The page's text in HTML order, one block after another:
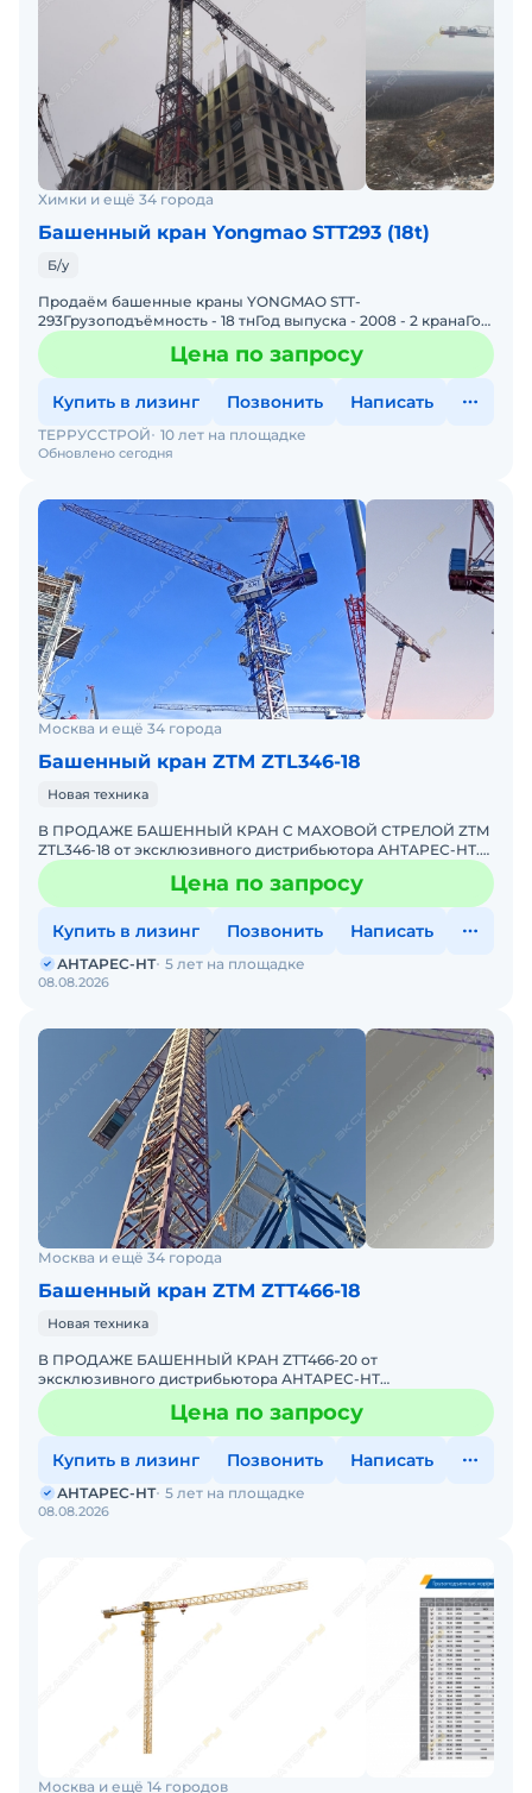
Химки и ещё 34 города
Башенный кран Yongmao STT293 (18t)
Б/у
Продаём башенные краны YONGMAO STT-
293Грузоподъёмность - 18 тнГод выпуска - 2008 - 2 кранаГод
выпуска - 2011 - 2 кранаВысота - 80 мДлина стрелы - 74 мВ
хорошем
Цена по запросу
Купить в лизинг Позвонить Написать
Обновлено сегодня
ТЕРРУССТРОЙ 10 лет на площадке
Москва и ещё 34 города
Башенный кран ZTM ZTL346-18
Новая техника
В ПРОДАЖЕ БАШЕННЫЙ КРАН С МАХОВОЙ СТРЕЛОЙ ZTM
ZTL346-18 от эксклюзивного дистрибьютора АНТАРЕС-НТ.
ZTM входит в ТОП-10 мировых производителей башенных
кранов. К
Цена по запросу
Купить в лизинг Позвонить Написать
08.08.2026
АНТАРЕС-НТ 5 лет на площадке
Москва и ещё 34 города
Башенный кран ZTM ZTT466-18
Новая техника
В ПРОДАЖЕ БАШЕННЫЙ КРАН ZTT466-20 от
эксклюзивного дистрибьютора АНТАРЕС-НТ
Комплектация крана ZTT466-20 включает
интеллектуальную систему безопасности, координ
Цена по запросу
Купить в лизинг Позвонить Написать
08.08.2026
АНТАРЕС-НТ 5 лет на площадке
Москва и ещё 14 городов